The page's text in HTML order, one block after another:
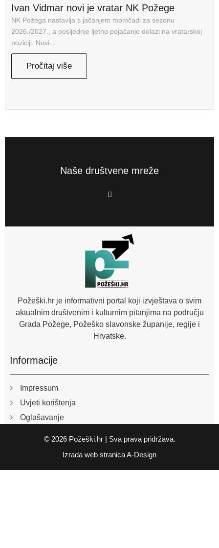
Ivan Vidmar novi je vratar NK Požege
NK Požega nastavlja s jačanjem momčadi za sezonu
2026./2027., a posljednje ljetno pojačanje dolazi na vratarskoj
poziciji. Novi...
Pročitaj više
Naše društvene mreže
F
a
o
-
Požeški.hr je informativni portal koji izvještava o svim
aktualnim društvenim i kulturnim pitanjima na području
Grada Požege, Požeško slavonske županije, regije i
Hrvatske.
Informacije
Impressum
Uvjeti korištenja
Oglašavanje
© 2026 Požeški.hr | Sva prava pridržava.
Izrada web stranicaA-Design